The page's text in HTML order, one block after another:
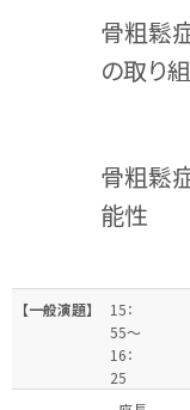
骨粗鬆
の取り
骨粗鬆
能性
【一般演題】
15：
55～
16：
25